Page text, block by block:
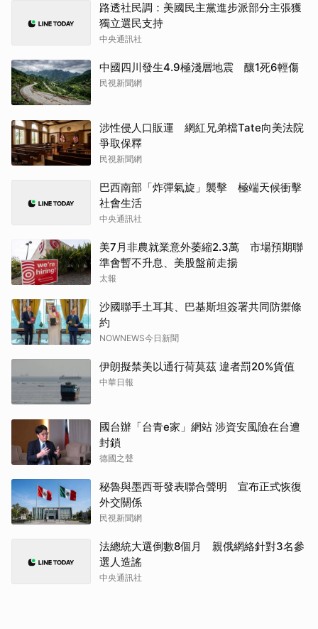
路透社民調：美國民主黨進步派部分主張獲
獨立選民支持
中央通訊社
中國四川發生4.9極淺層地震 釀1死6輕傷
民視新聞網
涉性侵人口販運 網紅兄弟檔Tate向美法院
爭取保釋
民視新聞網
巴西南部「炸彈氣旋」襲擊 極端天候衝擊
社會生活
中央通訊社
美7月非農就業意外萎縮2.3萬 市場預期聯
準會暫不升息、美股盤前走揚
太報
沙國聯手土耳其、巴基斯坦簽署共同防禦條
約
NOWNEWS今日新聞
伊朗擬禁美以通行荷莫茲 違者罰20%貨值
中華日報
國台辦「台青e家」網站 涉資安風險在台遭
封鎖
德國之聲
秘魯與墨西哥發表聯合聲明 宣布正式恢復
外交關係
民視新聞網
法總統大選倒數8個月 親俄網絡針對3名參
選人造謠
中央通訊社